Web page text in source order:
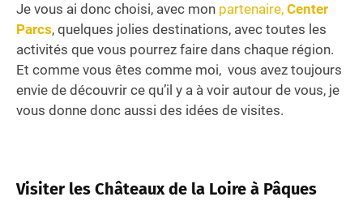
Je vous ai donc choisi, avec mon partenaire, Center
Parcs, quelques jolies destinations, avec toutes les
activités que vous pourrez faire dans chaque région.
Et comme vous êtes comme moi, vous avez toujours
envie de découvrir ce qu’il y a à voir autour de vous, je
vous donne donc aussi des idées de visites.
Visiter les Châteaux de la Loire à Pâques